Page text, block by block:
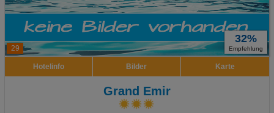
29
32%
Empfehlung
Hotelinfo Bilder Karte
Grand Emir